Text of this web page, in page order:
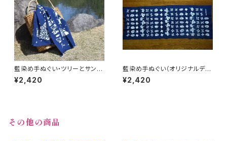
藍染め手ぬぐい・ツリーとサンタ
（オリジナル柄）
¥2,420
藍染め手ぬぐい（オリジナルデザ
イン）・HANA
¥2,420
その他の商品